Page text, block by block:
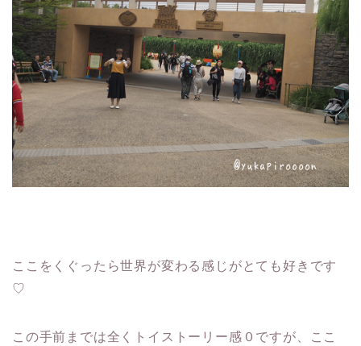
ここをくぐったら世界が変わる感じがとても好きです
♡
この手前までは全くトイストーリー感０ですが、ここ